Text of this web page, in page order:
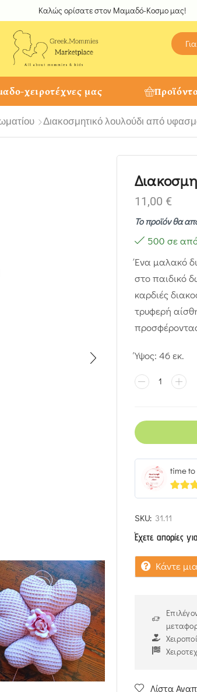
Καλώς ορίσατε στον Μαμαδό-Κοσμο μας!
χειροτέχνες μας
Διακοσμητικό λουλούδι από
11,00 €
Το προϊόν θα
500 σε
Ένα μαλακό
στο παιδικό
καρδιές
τρυφερή
Ύψος: 46 εκ.
time
5out
SKU: 31.11
Έχετε απορίες
Κάντε
Λίστα